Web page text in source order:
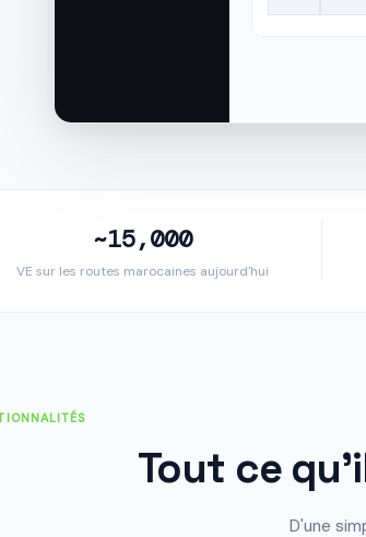
~15,000
VE sur les routes marocaines aujourd'hui
Tout ce
D'une